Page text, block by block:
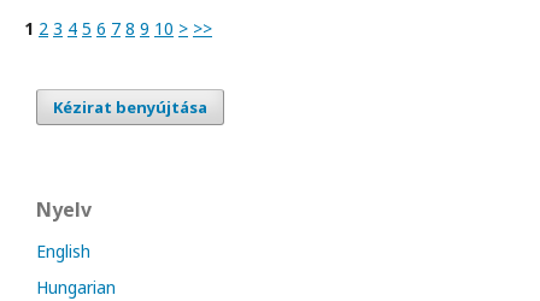
1 2 3 4 5 6 7 8 9 10 > >>
Kézirat benyújtása
Nyelv
English
Hungarian